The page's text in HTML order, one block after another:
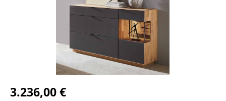
Regulärer Preis:
3.236,00 €